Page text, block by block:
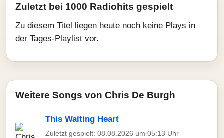
Zuletzt bei 1000 Radiohits gespielt
Zu diesem Titel liegen heute noch keine Plays in
der Tages-Playlist vor.
Weitere Songs von Chris De Burgh
This Waiting Heart
Zuletzt gespielt: 08.08.2026 um 05:13 Uhr